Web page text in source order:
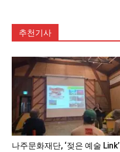
추천기사
나주문화재단, ‘젖은 예술 Link’